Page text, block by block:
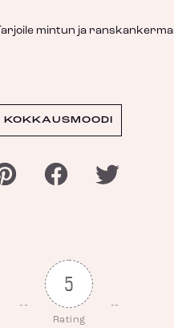
mintun ja
KOKKAUSMOODI
5
Rating